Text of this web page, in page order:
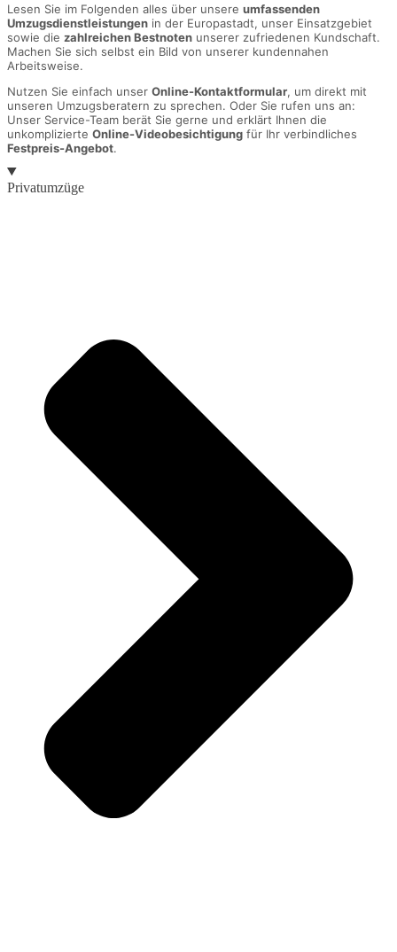
Lesen Sie im Folgenden alles über unsere umfassenden
Umzugsdienstleistungen in der Europastadt, unser Einsatzgebiet
sowie die zahlreichen Bestnoten unserer zufriedenen Kundschaft.
Machen Sie sich selbst ein Bild von unserer kundennahen
Arbeitsweise.
Nutzen Sie einfach unser Online-Kontaktformular, um direkt mit
unseren Umzugsberatern zu sprechen. Oder Sie rufen uns an:
Unser Service-Team berät Sie gerne und erklärt Ihnen die
unkomplizierte Online-Videobesichtigung für Ihr verbindliches
Festpreis-Angebot.
Privatumzüge